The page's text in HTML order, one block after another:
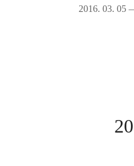
2016. 03. 05